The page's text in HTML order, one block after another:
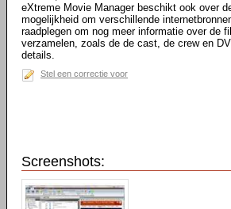
eXtreme Movie Manager beschikt ook over
mogelijkheid om verschillende
raadplegen om nog meer informatie over de
verzamelen, zoals de de cast, de crew en
details.
Stel een correctie voor
Screenshots: